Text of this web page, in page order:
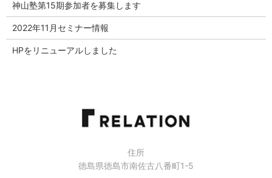
神山塾第15期参加者を募集します
2022年11月セミナー情報
HPをリニューアルしました
住所
徳島県徳島市南佐古八番町1-5